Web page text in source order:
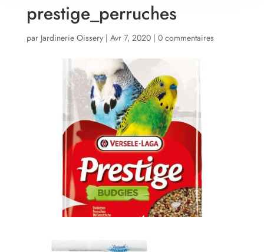
prestige_perruches
par Jardinerie Oissery| Avr 7, 2020| 0 commentaires